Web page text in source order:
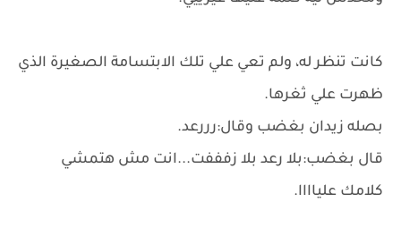
كانت تنظر له، ولم تعي علي تلك الابتسامة الصغيرة الذي
ظهرت علي ثغرها.
بصله زيدان بغضب وقال:رررعد.
قال بغضب:بلا رعد بلا زفففت...انت مش هتمشي
كلامك علياااا.